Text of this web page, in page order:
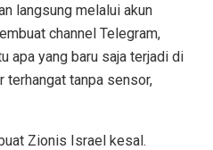
langsung melalui akun
channel Telegram,
apa yang baru saja terjadi di
terhangat tanpa sensor,
Zionis Israel kesal.